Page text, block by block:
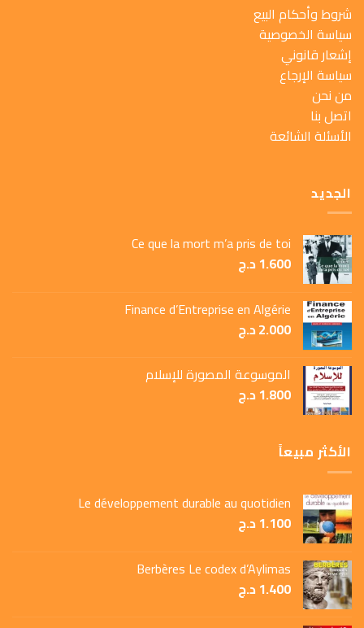
شروط وأحكام البيع
سياسة الخصوصية
إشعار قانوني
سياسة الإرجاع
من نحن
اتصل بنا
الأسئلة الشائعة
الجديد
Ce que la mort m’a pris de toi
1.600د.ج
Finance d’Entreprise en Algérie
2.000د.ج
الموسوعة المصورة للإسلام
1.800د.ج
الأكثر مبيعاً
Le développement durable au quotidien
1.100د.ج
Berbères Le codex d’Aylimas
1.400د.ج